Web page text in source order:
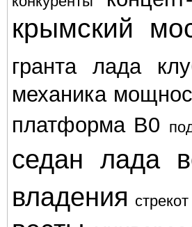
крымский
гранта лада
механика
платформа В0
седан лада
владения стрекот